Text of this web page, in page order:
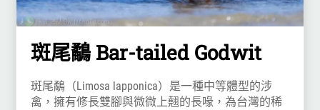
斑尾鷸 Bar-tailed Godwit
斑尾鷸（Limosa lapponica）是一種中等體型的涉
禽，擁有修長雙腳與微微上翹的長喙，為台灣的稀